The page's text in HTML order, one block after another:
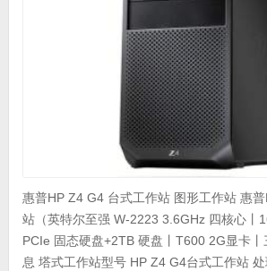
惠普HP Z4 G4 台式工作站 图形工作站 惠
站（英特尔至强 W-2223 3.6GHz 四核心丨
PCIe 固态硬盘+2TB 硬盘丨T600 2G显卡
息 塔式工作站型号 HP Z4 G4台式工作站